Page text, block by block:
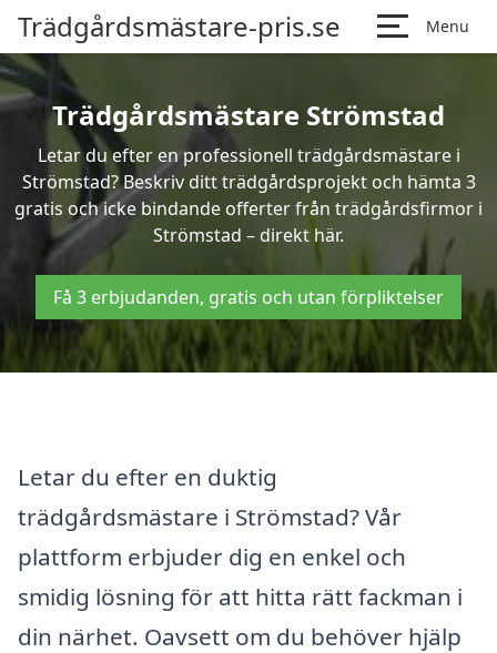
Trädgårdsmästare-pris.se Menu
Trädgårdsmästare Strömstad
Letar du efter en professionell trädgårdsmästare i
Strömstad? Beskriv ditt trädgårdsprojekt och hämta 3
gratis och icke bindande offerter från trädgårdsfirmor i
Strömstad – direkt här.
Få 3 erbjudanden, gratis och utan förpliktelser
Letar du efter en duktig
trädgårdsmästare i Strömstad? Vår
plattform erbjuder dig en enkel och
smidig lösning för att hitta rätt fackman i
din närhet. Oavsett om du behöver hjälp